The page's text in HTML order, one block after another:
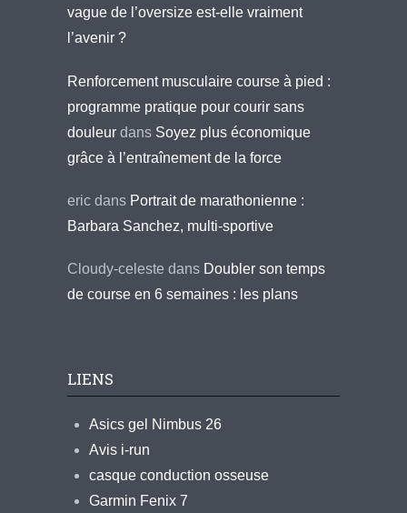
vague de l’oversize est-elle vraiment
l’avenir ?
Renforcement musculaire course à pied :
programme pratique pour courir sans
douleur dans Soyez plus économique
grâce à l’entraînement de la force
eric dans Portrait de marathonienne :
Barbara Sanchez, multi-sportive
Cloudy-celeste dans Doubler son temps
de course en 6 semaines : les plans
LIENS
Asics gel Nimbus 26
Avis i-run
casque conduction osseuse
Garmin Fenix 7